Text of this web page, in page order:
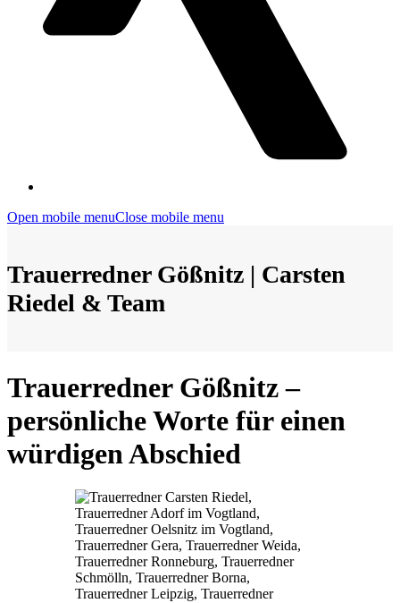
Open mobile menuClose mobile menu
Trauerredner Gößnitz | Carsten
Riedel & Team
Trauerredner Gößnitz –
persönliche Worte für einen
würdigen Abschied